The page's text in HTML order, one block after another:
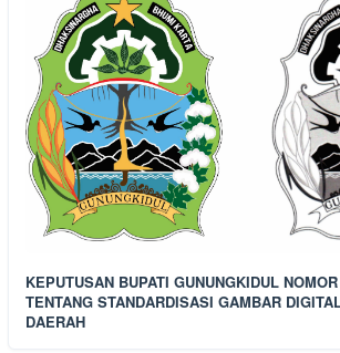
KEPUTUSAN BUPATI GUNUNGKIDUL
TENTANG STANDARDISASI GAMBAR
DAERAH